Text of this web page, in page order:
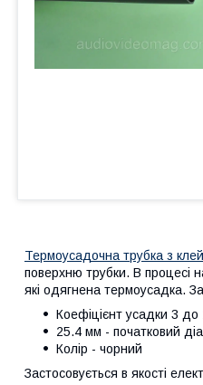
Термоусадочна трубка з
поверхню трубки. В процесі
які одягнена термоусадка.
Коефіцієнт усадки 3 до
25.4 мм - початковий
Колір - чорний
Застосовується в якості